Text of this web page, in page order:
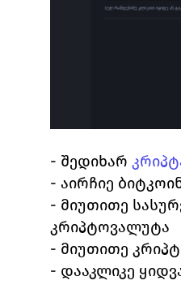
- შედიხარ
- აირჩიე
- მიუთითე
კრიპტოვალუტა
- მიუთითე
- დააკლიკე